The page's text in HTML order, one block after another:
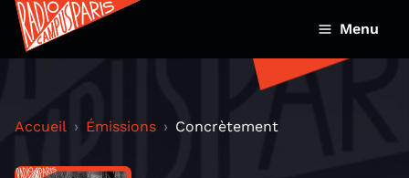
Menu
Accueil Émissions Concrètement